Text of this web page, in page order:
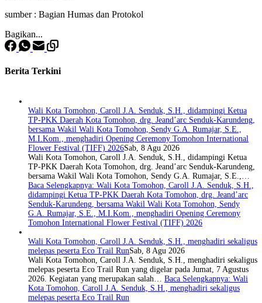
sumber : Bagian Humas dan Protokol
Bagikan...
Berita Terkini
Wali Kota Tomohon, Caroll J.A. Senduk, S.H., didampingi Ketua
TP-PKK Daerah Kota Tomohon, drg. Jeand’arc Senduk-Karundeng,
bersama Wakil Wali Kota Tomohon, Sendy G.A. Rumajar, S.E.,
M.I.Kom., menghadiri Opening Ceremony Tomohon International
Flower Festival (TIFF) 2026Sab, 8 Agu 2026
Wali Kota Tomohon, Caroll J.A. Senduk, S.H., didampingi Ketua
TP-PKK Daerah Kota Tomohon, drg. Jeand’arc Senduk-Karundeng,
bersama Wakil Wali Kota Tomohon, Sendy G.A. Rumajar, S.E.,…
Baca Selengkapnya: Wali Kota Tomohon, Caroll J.A. Senduk, S.H.,
didampingi Ketua TP-PKK Daerah Kota Tomohon, drg. Jeand’arc
Senduk-Karundeng, bersama Wakil Wali Kota Tomohon, Sendy
G.A. Rumajar, S.E., M.I.Kom., menghadiri Opening Ceremony
Tomohon International Flower Festival (TIFF) 2026
Wali Kota Tomohon, Caroll J.A. Senduk, S.H., menghadiri sekaligus
melepas peserta Eco Trail RunSab, 8 Agu 2026
Wali Kota Tomohon, Caroll J.A. Senduk, S.H., menghadiri sekaligus
melepas peserta Eco Trail Run yang digelar pada Jumat, 7 Agustus
2026. Kegiatan yang merupakan salah… Baca Selengkapnya: Wali
Kota Tomohon, Caroll J.A. Senduk, S.H., menghadiri sekaligus
melepas peserta Eco Trail Run